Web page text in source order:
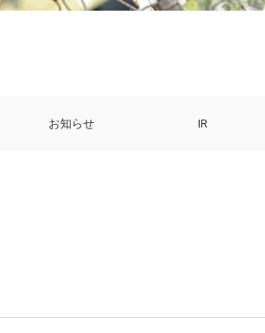
お知らせ IR